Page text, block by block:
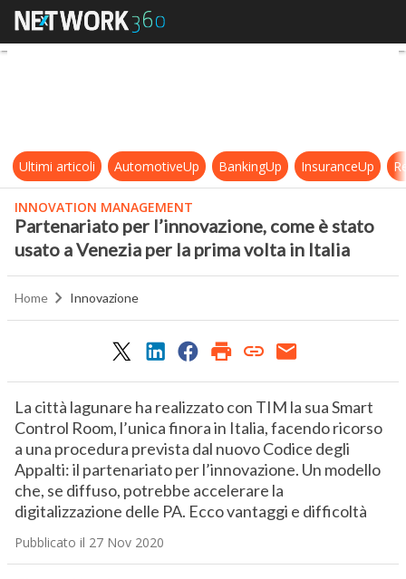
Partenariato per l’innovazione,
Ultimi articoli AutomotiveUp BankingUp InsuranceUp
INNOVATION MANAGEMENT
Partenariato per l’innovazione, come è stato
usato a Venezia per la prima volta in Italia
Home Innovazione
La città lagunare ha realizzato con TIM la sua Smart
Control Room, l’unica finora in Italia, facendo ricorso
a una procedura prevista dal nuovo Codice degli
Appalti: il partenariato per l’innovazione. Un modello
che, se diffuso, potrebbe accelerare la
digitalizzazione delle PA. Ecco vantaggi e difficoltà
Pubblicato il 27 Nov 2020